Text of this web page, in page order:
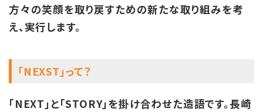
方々の笑顔を取り戻すための新たな取り組みを考
え、実行します。
「NEXST」って？
「NEXT」と「STORY」を掛け合わせた造語です。長崎